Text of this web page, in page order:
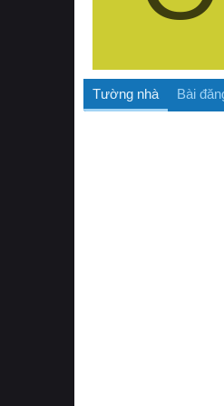
Tường nhà Bài